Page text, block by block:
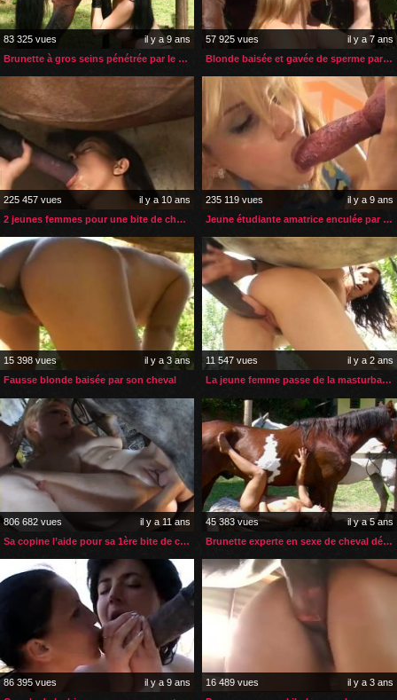
83 325 vues
il y a 9 ans
Brunette à gros seins pénétrée par le sexe de son cheval
57 925 vues
il y a 7 ans
Blonde baisée et gavée de sperme par le sexe d’un cheval
225 457 vues
il y a 10 ans
2 jeunes femmes pour une bite de cheval
235 119 vues
il y a 9 ans
Jeune étudiante amatrice enculée par son gros chien
15 398 vues
il y a 3 ans
Fausse blonde baisée par son cheval
11 547 vues
il y a 2 ans
La jeune femme passe de la masturbation à la zoophilie extrême
806 682 vues
il y a 11 ans
Sa copine l’aide pour sa 1ère bite de cheval
45 383 vues
il y a 5 ans
Brunette experte en sexe de cheval défoncée en profondeur
86 395 vues
il y a 9 ans
16 489 vues
il y a 3 ans